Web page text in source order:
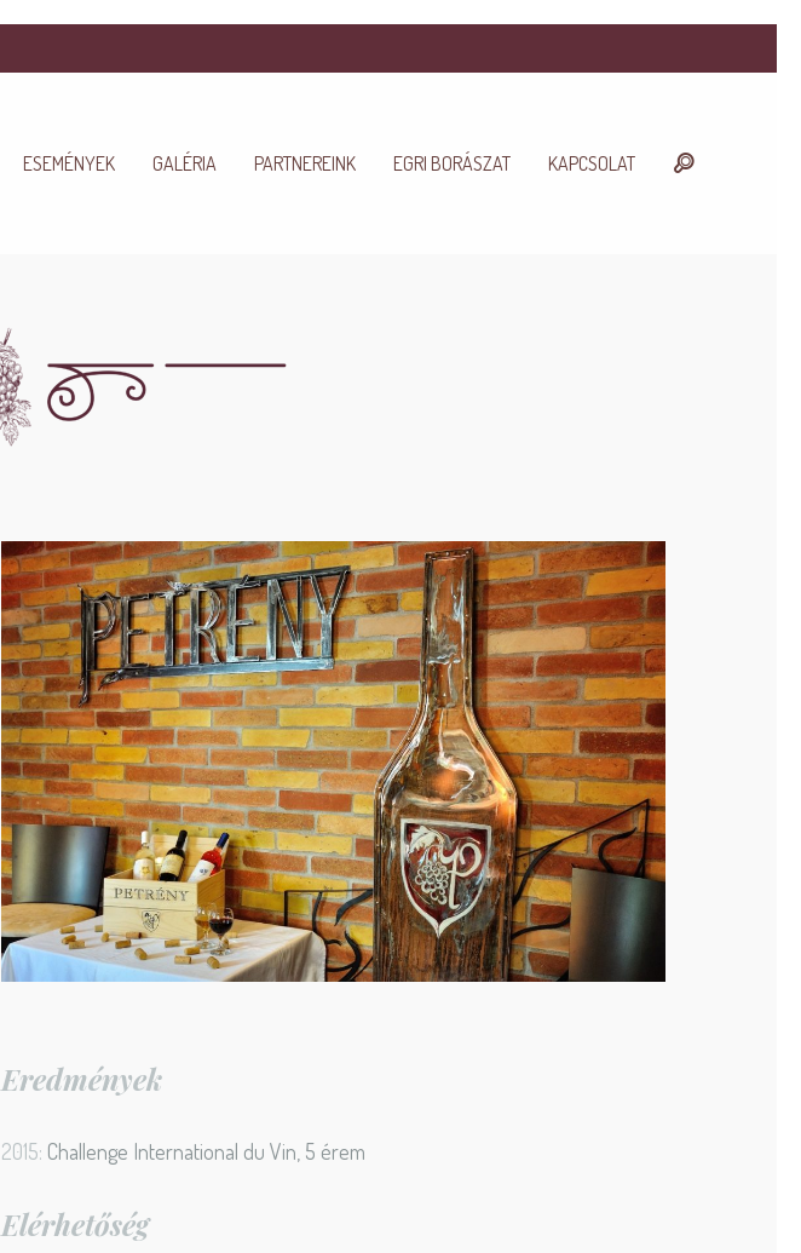
ESEMÉNYEK GALÉRIA PARTNEREINK EGRI BORÁSZAT KAPCSOLAT
Eredmények
2015: Challenge International du Vin, 5 érem
Elérhetőség